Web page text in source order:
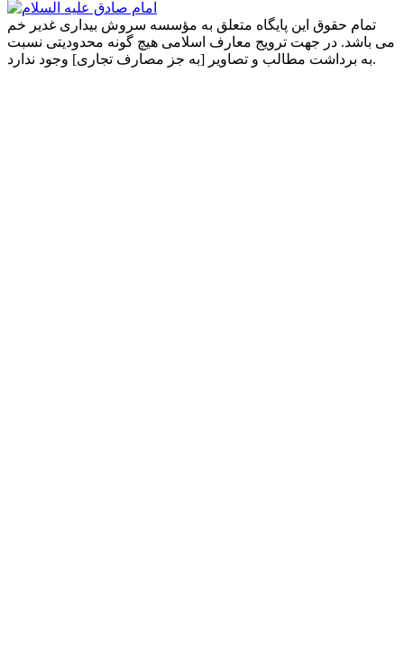
تمام حقوق این پایگاه متعلق به مؤسسه سروش بیداری غدیر خم